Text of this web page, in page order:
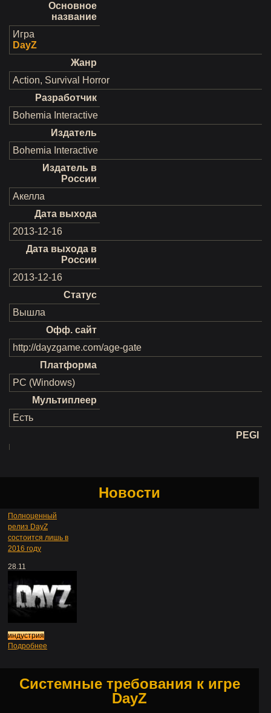
Основное
название
Игра
DayZ
Жанр
Action, Survival Horror
Разработчик
Bohemia Interactive
Издатель
Bohemia Interactive
Издатель в
России
Акелла
Дата выхода
2013-12-16
Дата выхода в
России
2013-12-16
Статус
Вышла
Офф. сайт
http://dayzgame.com/age-gate
Платформа
PC (Windows)
Мультиплеер
Есть
PEGI
Новости
Полноценный
релиз DayZ
состоится лишь в
2016 году
28.11
индустрия
Подробнее
Системные требования к игре
DayZ